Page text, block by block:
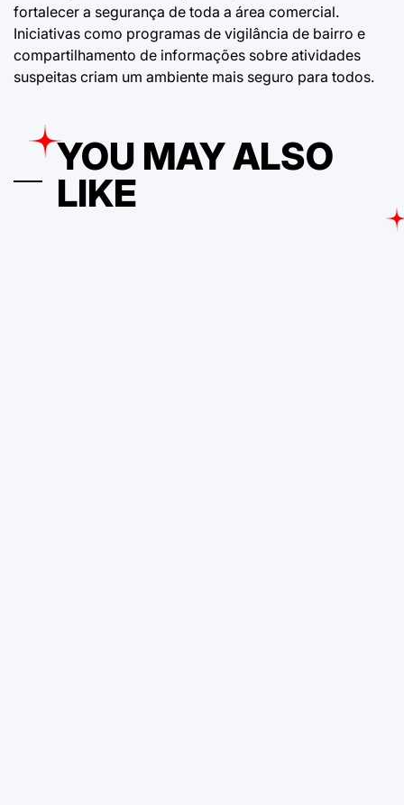
fortalecer a segurança de toda a área comercial.
Iniciativas como programas de vigilância de bairro e
compartilhamento de informações sobre atividades
suspeitas criam um ambiente mais seguro para todos.
YOU MAY ALSO
LIKE